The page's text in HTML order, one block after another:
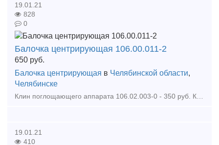
19.01.21
828
0
Балочка центрирующая 106.00.011-2
650 руб.
Балочка центрирующая в Челябинской области,
Челябинске
Клин поглощающего аппарата 106.02.003-0 - 350 руб. Клин тягового хомута 106.02.002-0 - 550 руб. Клин фрикционный Ханина М1698.00.002 - 680 руб. Колодка локомотивная гребневая тип М -
19.01.21
410